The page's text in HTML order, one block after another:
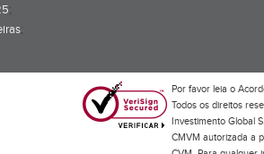
;
;
Por favor leia o
Todos os direitos
Investimento Global
CMVM autorizada a